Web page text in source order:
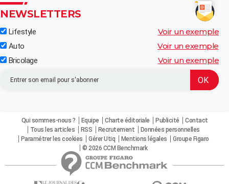
NEWSLETTERS
Lifestyle Voir un exemple
Auto Voir un exemple
Bricolage Voir un exemple
Qui sommes-nous ? Equipe Charte éditoriale Publicité
Contact
Tous les articles
RSS Recrutement
Données personnelles
Paramétrer les cookies
Gérer Utiq Mentions légales
Groupe Figaro
© 2026 CCM Benchmark